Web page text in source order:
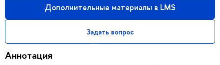
Дополнительные материалы в LMS
Задать вопрос
Аннотация